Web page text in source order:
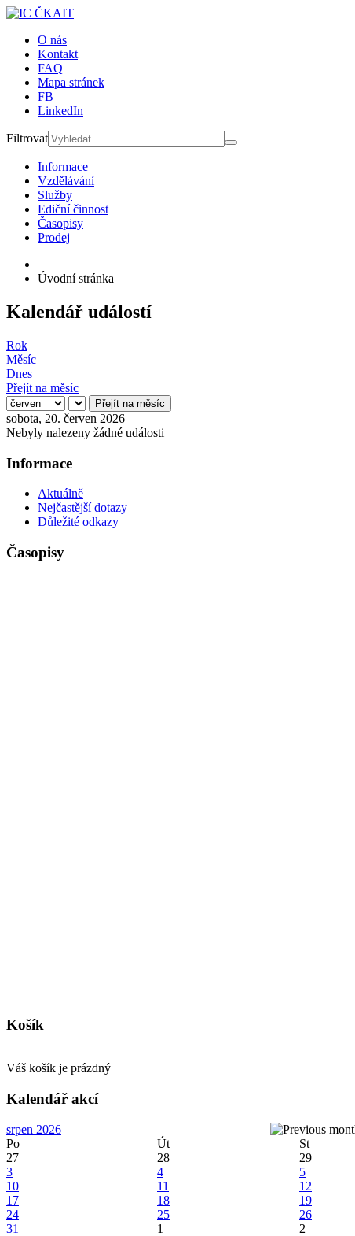
O nás
Kontakt
FAQ
Mapa stránek
FB
LinkedIn
Filtrovat
Informace
Vzdělávání
Služby
Ediční činnost
Časopisy
Prodej
Úvodní stránka
Kalendář událostí
Rok
Měsíc
Dnes
Přejít na měsíc
Přejít na měsíc
sobota, 20. červen 2026
Nebyly nalezeny žádné události
Informace
Aktuálně
Nejčastější dotazy
Důležité odkazy
Časopisy
Košík
Váš košík je prázdný
Kalendář akcí
srpen 2026
Po
Út St
27
28 29
3
4 5
10
11 12
17
18 19
24
25 26
31
1 2